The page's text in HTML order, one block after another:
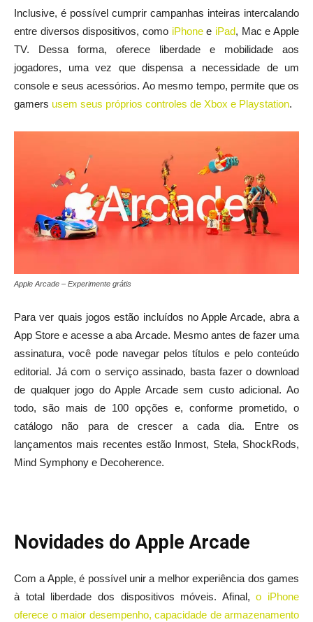
Inclusive, é possível cumprir campanhas inteiras intercalando
entre diversos dispositivos, como iPhonee iPad, Mac e Apple
TV. Dessa forma, oferece liberdade e mobilidade aos
jogadores, uma vez que dispensa a necessidade de um
console e seus acessórios. Ao mesmo tempo, permite que os
gamers usem seus próprios controles de Xbox e Playstation.
Apple Arcade – Experimente grátis
Para ver quais jogos estão incluídos no Apple Arcade, abra a
App Store e acesse a aba Arcade. Mesmo antes de fazer uma
assinatura, você pode navegar pelos títulos e pelo conteúdo
editorial. Já com o serviço assinado, basta fazer o download
de qualquer jogo do Apple Arcade sem custo adicional. Ao
todo, são mais de 100 opções e, conforme prometido, o
catálogo não para de crescer a cada dia. Entre os
lançamentos mais recentes estão Inmost, Stela, ShockRods,
Mind Symphony e Decoherence.
Novidades do Apple Arcade
Com a Apple, é possível unir a melhor experiência dos games
à total liberdade dos dispositivos móveis. Afinal,o iPhone
oferece o maior desempenho, capacidade de armazenamento